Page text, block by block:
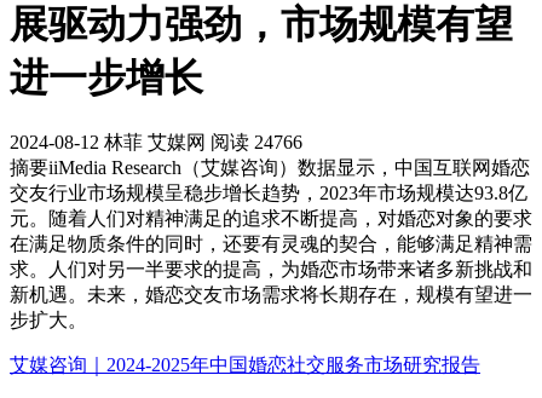
展驱动力强劲，市场规模有望
进一步增长
2024-08-12 林菲 艾媒网 阅读 24766
摘要iiMedia Research（艾媒咨询）数据显示，中国互联网婚恋
交友行业市场规模呈稳步增长趋势，2023年市场规模达93.8亿
元。随着人们对精神满足的追求不断提高，对婚恋对象的要求
在满足物质条件的同时，还要有灵魂的契合，能够满足精神需
求。人们对另一半要求的提高，为婚恋市场带来诸多新挑战和
新机遇。未来，婚恋交友市场需求将长期存在，规模有望进一
步扩大。
艾媒咨询｜2024-2025年中国婚恋社交服务市场研究报告